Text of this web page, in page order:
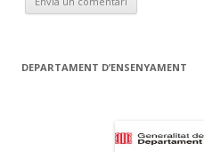
DEPARTAMENT D’ENSENYAMENT